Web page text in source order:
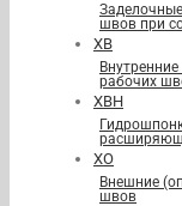
швов при
ХВ
рабочих
ХВН
ХО
Внешние
швов